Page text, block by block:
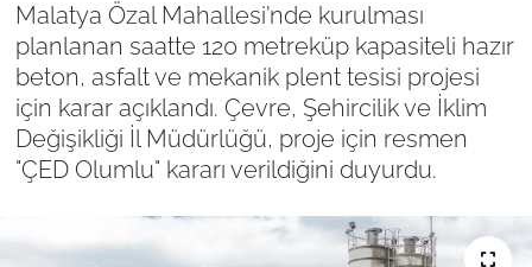
Malatya Özal Mahallesi’nde kurulması
planlanan saatte 120 metreküp kapasiteli hazır
beton, asfalt ve mekanik plent tesisi projesi
için karar açıklandı. Çevre, Şehircilik ve İklim
Değişikliği İl Müdürlüğü, proje için resmen
"ÇED Olumlu" kararı verildiğini duyurdu.